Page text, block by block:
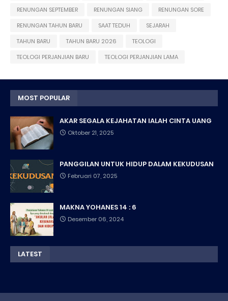
RENUNGAN SEPTEMBER
RENUNGAN SIANG
RENUNGAN SORE
RENUNGAN TAHUN BARU
SAAT TEDUH
SEJARAH
TAHUN BARU
TAHUN BARU 2026
TEOLOGI
TEOLOGI PERJANJIAN BARU
TEOLOGI PERJANJIAN LAMA
MOST POPULAR
AKAR SEGALA KEJAHATAN IALAH CINTA UANG
Oktober 21, 2025
PANGGILAN UNTUK HIDUP DALAM KEKUDUSAN
Februari 07, 2025
MAKNA YOHANES 14 : 6
Desember 06, 2024
LATEST